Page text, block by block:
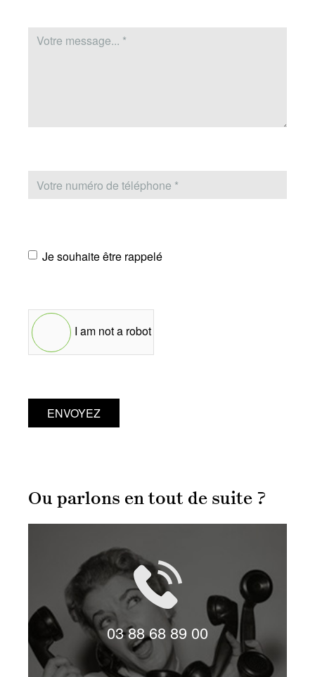
Je souhaite être rappelé
I am not a robot
ENVOYEZ
Ou parlons en tout de suite ?
LIVE CHAT03 88 68 89 00